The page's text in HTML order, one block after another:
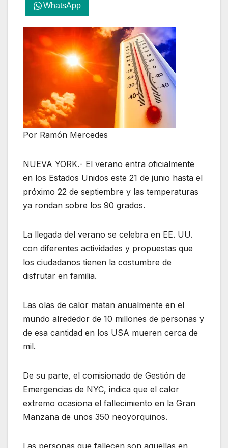
WhatsApp
Por Ramón Mercedes
NUEVA YORK.- El verano entra oficialmente
en los Estados Unidos este 21 de junio hasta el
próximo 22 de septiembre y las temperaturas
ya rondan sobre los 90 grados.
La llegada del verano se celebra en EE. UU.
con diferentes actividades y propuestas que
los ciudadanos tienen la costumbre de
disfrutar en familia.
Las olas de calor matan anualmente en el
mundo alrededor de 10 millones de personas y
de esa cantidad en los USA mueren cerca de
mil.
De su parte, el comisionado de Gestión de
Emergencias de NYC, indica que el calor
extremo ocasiona el fallecimiento en la Gran
Manzana de unos 350 neoyorquinos.